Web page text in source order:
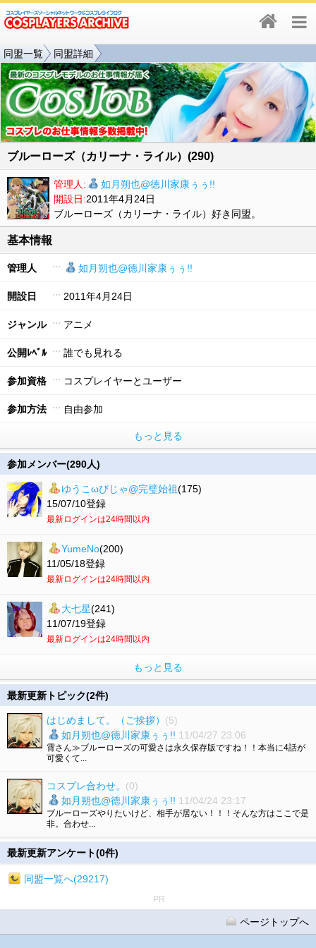
同盟一覧 同盟詳細
ブルーローズ（カリーナ・ライル）(290)
管理人:
如月朔也@徳川家康ぅぅ!!
開設日:2011年4月24日
ブルーローズ（カリーナ・ライル）好き同盟。
基本情報
管理人 如月朔也@徳川家康ぅぅ!!
開設日 2011年4月24日
ジャンル アニメ
公開ﾚﾍﾞﾙ 誰でも見れる
参加資格 コスプレイヤーとユーザー
参加方法 自由参加
もっと見る
参加メンバー(290人)
ゆうこωびじゃ@完璧始祖(175)
15/07/10登録
最新ログインは24時間以内
YumeNo(200)
11/05/18登録
最新ログインは24時間以内
大七星(241)
11/07/19登録
最新ログインは24時間以内
もっと見る
最新更新トピック(2件)
はじめまして。（ご挨拶） (5)
如月朔也@徳川家康ぅぅ!! 11/04/27 23:06
霄さん≫ブルーローズの可愛さは永久保存版ですね！！本当に4話が
可愛くて...
コスプレ合わせ。 (0)
如月朔也@徳川家康ぅぅ!! 11/04/24 23:17
ブルーローズやりたいけど、相手が居ない！！！そんな方はここで是
非。合わせ...
最新更新アンケート(0件)
同盟一覧へ(29217)
PR
ページトップへ